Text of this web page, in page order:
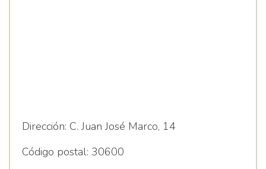
Dirección: C. Juan José Marco, 14
Código postal: 30600